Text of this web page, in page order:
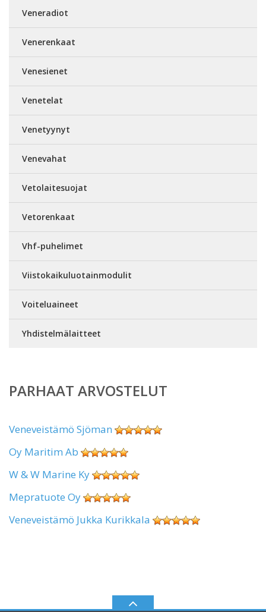
Veneradiot
Venerenkaat
Venesienet
Venetelat
Venetyynyt
Venevahat
Vetolaitesuojat
Vetorenkaat
Vhf-puhelimet
Viistokaikuluotainmodulit
Voiteluaineet
Yhdistelmälaitteet
PARHAAT ARVOSTELUT
Veneveistämö Sjöman
Oy Maritim Ab
W & W Marine Ky
Mepratuote Oy
Veneveistämö Jukka Kurikkala